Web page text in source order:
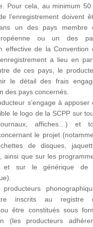
Pour cela, au minimum 50
l’enregistrement doivent
un des pays membre
ou un des
effective de la Convention
a lieu en
de ces pays, le
le détail des frais
des pays concernés.
s’engage à apposer
le logo de la SCPP sur
affiches…) et
le projet
de disques,
ainsi que sur les
et sur le générique de
inscrits au registre
être constitués sous
(les producteurs